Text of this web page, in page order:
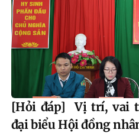
[Hỏi đáp] Vị trí, vai
đại biểu Hội đồng